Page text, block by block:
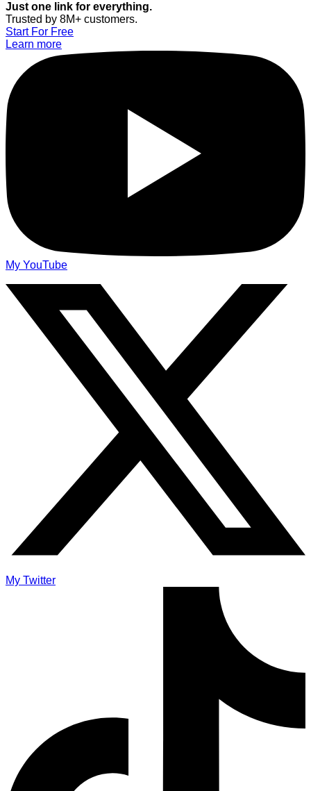
Just one link for everything.
Trusted by 8M+ customers.
Start For Free
Learn more
My YouTube
My Twitter